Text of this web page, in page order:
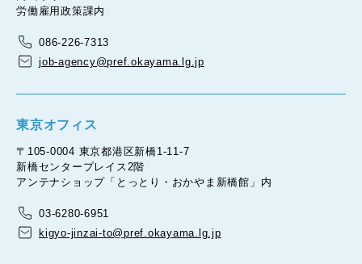
労働雇用政策課内
086-226-7313
job-agency@pref.okayama.lg.jp
東京オフィス
〒105-0004 東京都港区新橋1-11-7
新橋センタープレイス2階
アンテナショップ「とっとり・おかやま新橋館」内
03-6280-6951
kigyo-jinzai-to@pref.okayama.lg.jp